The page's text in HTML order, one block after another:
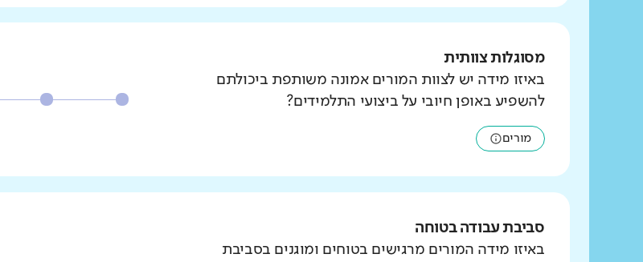
מסוגלות צוותית
באיזו מידה יש לצוות המורים אמונה משותפת ביכולתם
להשפיע באופן חיובי על ביצועי התלמידים?
מורים
סביבת עבודה בטוחה
באיזו מידה המורים מרגישים בטוחים ומוגנים בסביבת